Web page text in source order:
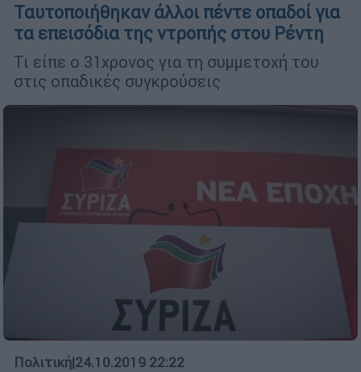
Ταυτοποιήθηκαν άλλοι πέντε οπαδοί για
τα επεισόδια της ντροπής στου Ρέντη
Τι είπε ο 31χρονος για τη συμμετοχή του
στις οπαδικές συγκρούσεις
Πολιτική|24.10.2019 22:22